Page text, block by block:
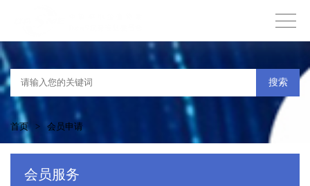
搜索
首页 > 会员申请
会员服务